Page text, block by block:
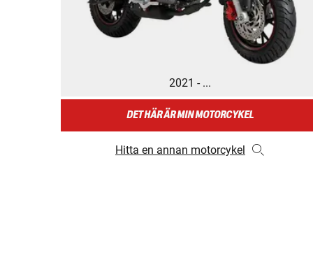
2021 - ...
DET HÄR ÄR MIN MOTORCYKEL
Hitta en annan motorcykel